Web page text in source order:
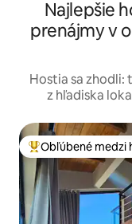
Najlepšie
prenájmy v
Hostia sa
z hľadiska
Najobľúbenejšie
Obľúbené medzi